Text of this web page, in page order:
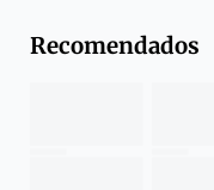
Recomendados